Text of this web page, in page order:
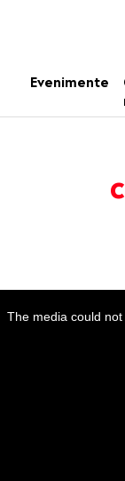
Evenimente
The media could